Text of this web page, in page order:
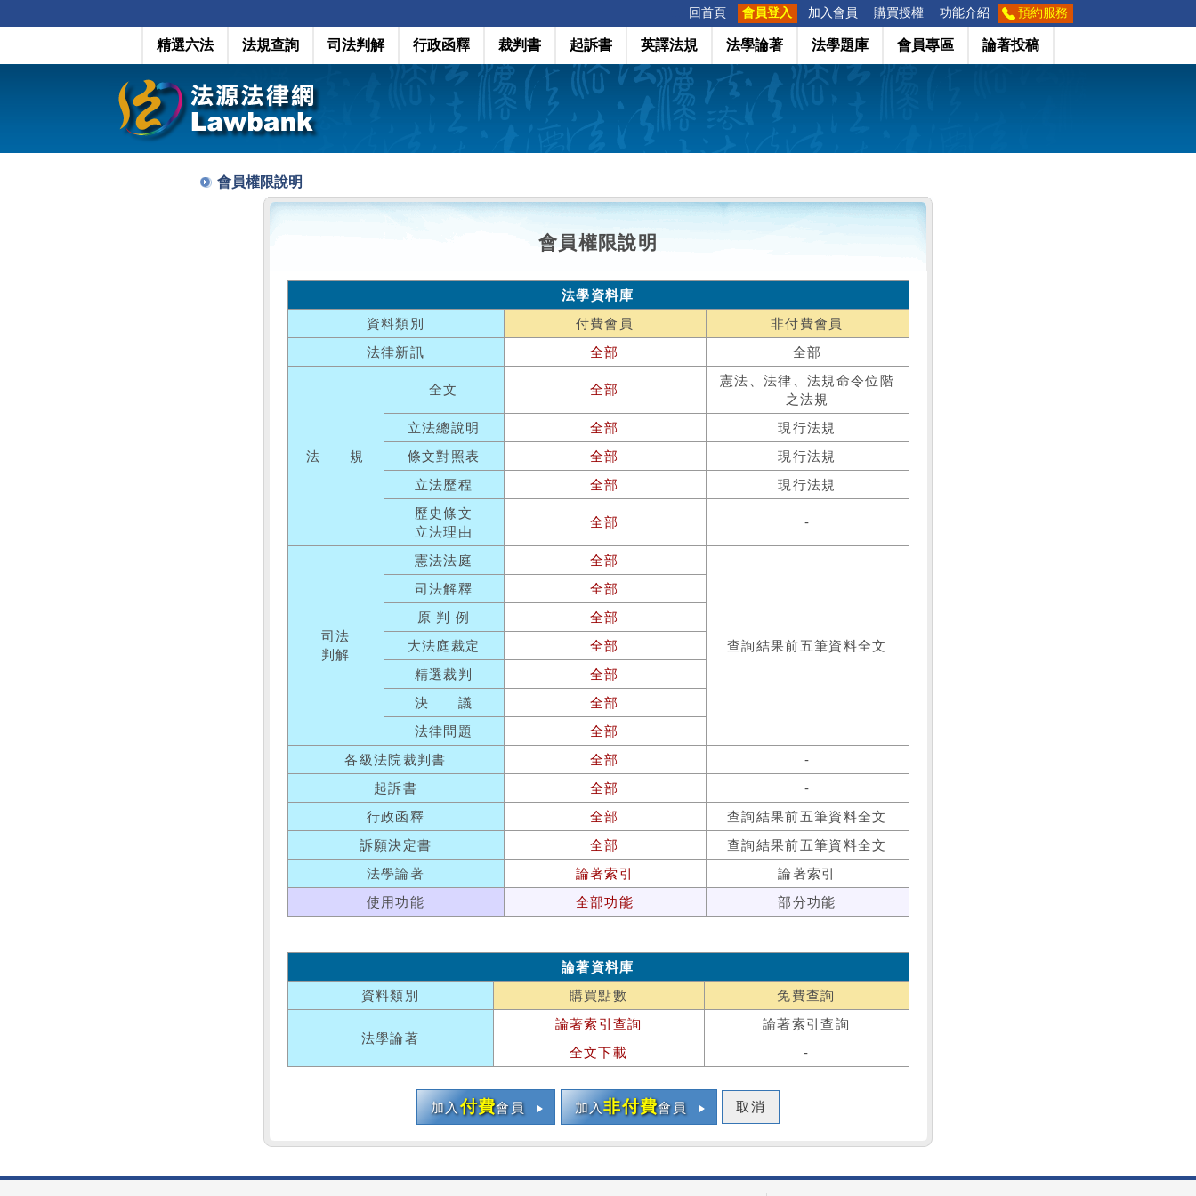
回首頁 會員登入 加入會員 購買授權 功能介紹 預約服務
精選六法 法規查詢 司法判解 行政函釋 裁判書 起訴書 英譯法規 法學論著 法學題庫 會員專區 論著投稿
會員權限說明
會員權限說明
法學資料庫
資料類別
付費會員
非付費會員
法律新訊
全部 全部
法 規
全文 全部
憲法、法律、法規命令位階
之法規
立法總說明
全部
現行法規
條文對照表
全部
現行法規
立法歷程
全部
現行法規
歷史條文
立法理由
全部 -
司法
判解
憲法法庭 全部
查詢結果前五筆資料全文
司法解釋
全部
原 判 例
全部
大法庭裁定
全部
精選裁判
全部
決 議
全部
法律問題
全部
各級法院裁判書
全部
-
起訴書
全部
-
行政函釋
全部
查詢結果前五筆資料全文
訴願決定書
全部
查詢結果前五筆資料全文
法學論著
論著索引
論著索引
使用功能
全部功能 部分功能
論著資料庫
資料類別
購買點數 免費查詢
法學論著
論著索引查詢
論著索引查詢
全文下載
-
加入付費會員 加入非付費會員 取消